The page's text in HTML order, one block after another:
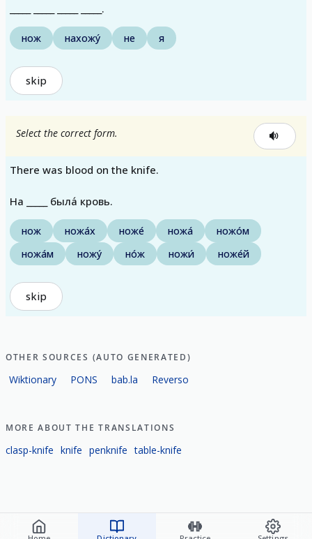
_____ _____ _____ _____.
нож нахожу́ не я
skip
Select the correct form.
There was blood on the knife.
На _____ была́ кровь.
нож ножа́х ноже́ ножа́
ножо́м
ножа́м
ножу́ но́ж ножи́ ноже́й
skip
OTHER SOURCES (AUTO GENERATED)
Wiktionary PONS bab.la Reverso
MORE ABOUT THE TRANSLATIONS
clasp-knife knife penknife table-knife